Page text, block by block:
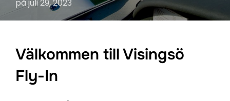
påjuli 29, 2023
Välkommen till Visingsö
Fly-In